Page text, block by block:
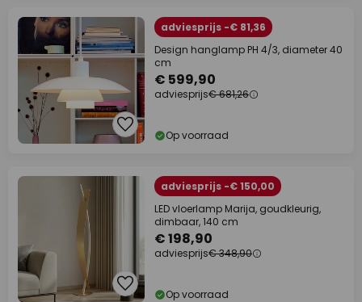
adviesprijs -€ 81,36
Design hanglamp PH 4/3, diameter 40
cm
€ 599,90
adviesprijs€ 681,26
Op voorraad
adviesprijs -€ 150,00
LED vloerlamp Marija, goudkleurig,
dimbaar, 140 cm
€ 198,90
adviesprijs€ 348,90
Op voorraad